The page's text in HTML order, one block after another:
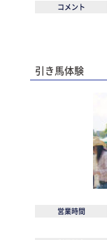
コメント
引き馬体験
営業時間